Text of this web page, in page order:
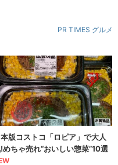
PR TIMES グルメ